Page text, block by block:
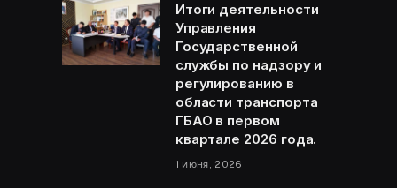
Итоги деятельности
Управления
Государственной
службы по надзору и
регулированию в
области транспорта
ГБАО в первом
квартале 2026 года.
1 июня, 2026